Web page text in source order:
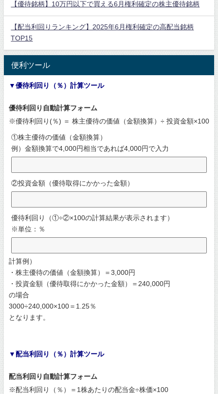
【優待銘柄】10万円以下で買える6月権利確定の株主優待銘柄
【配当利回りランキング】2025年6月権利確定の高配当銘柄
TOP15
便利ツール
▼優待利回り（％）計算ツール
優待利回り自動計算フォーム
※優待利回り(％) ＝ 株主優待の価値（金額換算）÷ 投資金額×100
①株主優待の価値（金額換算）
例）金額換算で4,000円相当であれば4,000円で入力
②投資金額（優待取得にかかった金額）
優待利回り（①÷②×100の計算結果が表示されます）
※単位：％
計算例）
・株主優待の価値（金額換算）＝3,000円
・投資金額（優待取得にかかった金額）＝240,000円
の場合
3000÷240,000×100＝1.25％
となります。
▼配当利回り（％）計算ツール
配当利回り自動計算フォーム
※配当利回り（％）＝1株あたりの配当金÷株価×100